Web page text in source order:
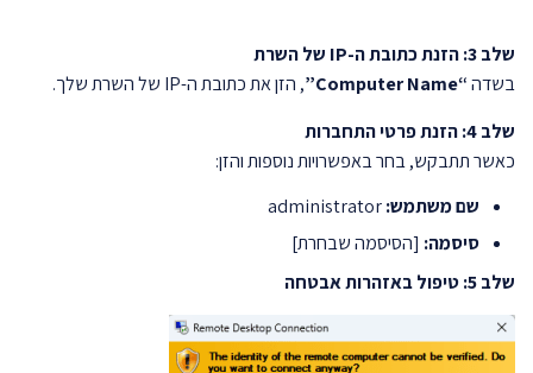
שלב 3: הזנת כתובת ה-IP של השרת
בשדה“Computer Name”
, הזן את כתובת ה-IP של השרת שלך.
שלב 4: הזנת פרטי התחברות
כאשר תתבקש, בחר באפשרויות נוספות והזן:
שם משתמש:
סיסמה: [הסיסמה שבחרת]
שלב 5: טיפול באזהרות אבטחה